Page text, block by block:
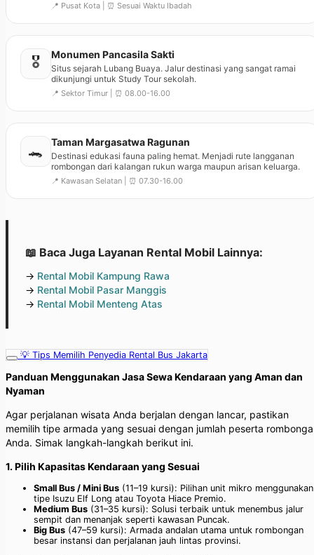
📍 Pusat Kota | ⏰ Sesuai Waktu Ibadah
🎖️ Monumen Pancasila Sakti
Situs sejarah Lubang Buaya. Jalur destinasi yang sangat ramai
dikunjungi untuk Study Tour sekolah.
📍 Sektor Timur | ⏰ 08.00-16.00
🐊
Taman Margasatwa Ragunan
Destinasi edukasi fauna paling hemat. Menjadi rute langganan
rombongan dari kalangan rukun warga maupun arisan keluarga.
📍 Kawasan Selatan | ⏰ 07.30-16.00
📖 Baca Juga Layanan Rental Mobil Lainnya:
→ Rental Mobil Kampung Rawa
→ Rental Mobil Pasar Manggis
→ Rental Mobil Menteng Atas
💡 Tips Memilih Penyedia Rental Bus Jakarta
Panduan Menggunakan Jasa Sewa Kendaraan yang Aman dan
Nyaman
Agar perjalanan wisata Anda berjalan dengan lancar, pastikan
memilih tipe armada yang sesuai dengan jumlah peserta
Anda. Simak langkah-langkah berikut ini.
1. Pilih Kapasitas Kendaraan yang Sesuai
Small Bus / Mini Bus (11–19 kursi): Pilihan unit mikro menggunakan
tipe Isuzu Elf Long atau Toyota Hiace Premio.
Medium Bus (31–35 kursi): Solusi terbaik untuk menembus jalur
sempit dan menanjak seperti kawasan Puncak.
Big Bus (47–59 kursi): Armada andalan utama untuk rombongan
besar instansi dan perjalanan jauh lintas provinsi.